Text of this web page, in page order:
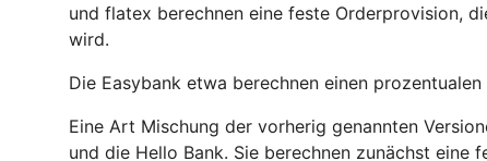
und flatex berechnen eine feste Orderprovision,
wird.
Die Easybank etwa berechnen einen
Eine Art Mischung der vorherig genannten
und die Hello Bank. Sie berechnen zunächst eine